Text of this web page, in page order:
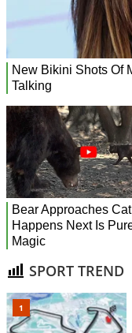
SPORT TREND